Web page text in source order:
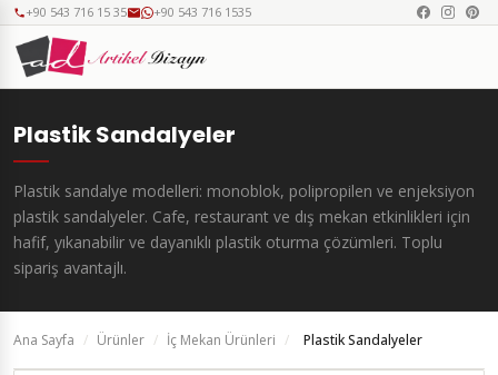
+90 543 716 15 35 +90 543 716 1535
Plastik Sandalyeler
Plastik sandalye modelleri: monoblok, polipropilen ve enjeksiyon
plastik sandalyeler. Cafe, restaurant ve dış mekan etkinlikleri için
hafif, yıkanabilir ve dayanıklı plastik oturma çözümleri. Toplu
sipariş avantajlı.
Ana Sayfa / Ürünler / İç Mekan Ürünleri / Plastik Sandalyeler